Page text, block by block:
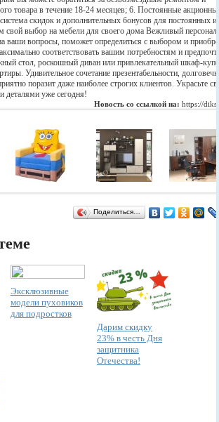
товара в течение 18-24 месяцев; 6. Постоянные
скидок и дополнительных бонусов для постоянных
свой выбор на мебели для своего дома Вежливый
ваши вопросы, поможет определиться с выбором и
соответствовать вашим потребностям и
стол, роскошный диван или привлекательный шкаф-
Удивительное сочетание презентабельности,
поразит даже наиболее строгих клиентов. Украсьте
деталями уже сегодня!
Новость со ссылкой на:https://
Поделиться…
Эксклюзивные
модели пуховиков
для подростков
Дарим скидку
23% в честь Дня
защитника
Отечества!